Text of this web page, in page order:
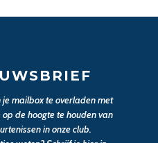
mailbox te overladen met
de hoogte te houden van
in onze club.